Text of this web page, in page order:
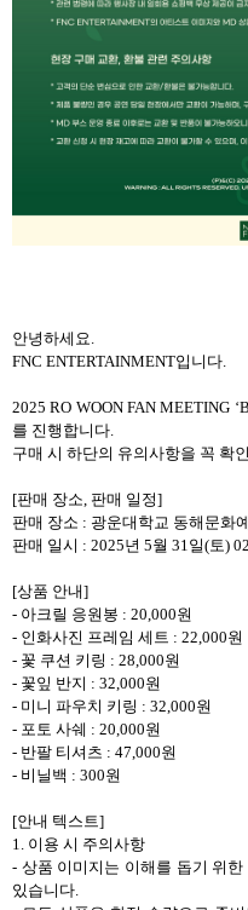
안녕하세요.
FNC ENTERTAINMENT입니다.
2025 RO WOON FAN MEETING
를 진행합니다.
구매 시 하단의 유의사항을 꼭 확
[판매 장소, 판매 일정]
판매 장소 : 광운대학교 동해문화
판매 일시 : 2025년 5월 31일(토)
[상품 안내]
- 아크릴 응원봉 : 20,000원
- 인화사진 프레임 세트 : 22,000원
- 꽃 쿠션 키링 : 28,000원
- 꽃잎 반지 : 32,000원
- 미니 파우치 키링 : 32,000원
- 포토 사쉐 : 20,000원
- 반팔 티셔츠 : 47,000원
- 비닐백 : 300원
[안내 텍스트]
1. 이용 시 주의사항
- 상품 이미지는 이해를 돕기 위한
있습니다.